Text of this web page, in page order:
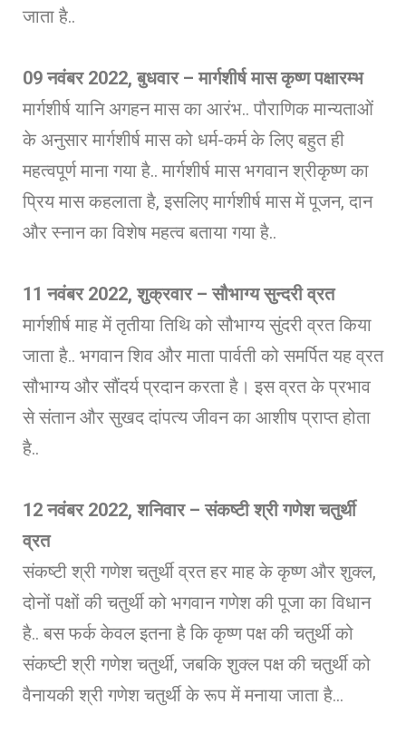
जाता है..
09नवंबर 2022, बुधवार – मार्गशीर्ष मास कृष्ण पक्षारम्भ
मार्गशीर्ष यानि अगहन मास का आरंभ.. पौराणिक मान्यताओं
के अनुसार मार्गशीर्ष मास को धर्म-कर्म के लिए बहुत ही
महत्वपूर्ण माना गया है.. मार्गशीर्ष मास भगवान श्रीकृष्ण का
प्रिय मास कहलाता है, इसलिए मार्गशीर्ष मास में पूजन, दान
और स्नान का विशेष महत्व बताया गया है..
11 नवंबर 2022, शुक्रवार – सौभाग्य सुन्दरी व्रत
मार्गशीर्ष माह में तृतीया तिथि को सौभाग्य सुंदरी व्रत किया
जाता है.. भगवान शिव और माता पार्वती को समर्पित यह व्रत
सौभाग्‍य और सौंदर्य प्रदान करता है। इस व्रत के प्रभाव
से संतान और सुखद दांपत्य जीवन का आशीष प्राप्त होता
है..
12नवंबर 2022, शनिवार – संकष्टी श्री गणेश चतुर्थी
व्रत
संकष्टी श्री गणेश चतुर्थी व्रत हर माह के कृष्ण और शुक्ल,
दोनों पक्षों की चतुर्थी को भगवान गणेश की पूजा का विधान
है.. बस फर्क केवल इतना है कि कृष्ण पक्ष की चतुर्थी को
संकष्टी श्री गणेश चतुर्थी, जबकि शुक्ल पक्ष की चतुर्थी को
वैनायकी श्री गणेश चतुर्थी के रूप में मनाया जाता है…